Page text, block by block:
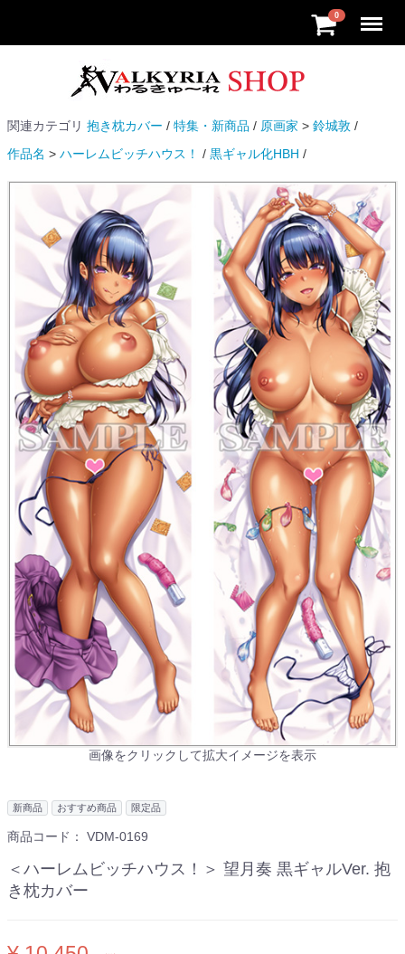
0
関連カテゴリ 抱き枕カバー 特集・新商品 原画家
鈴城敦
作品名
ハーレムビッチハウス！ 黒ギャル化HBH
画像をクリックして拡大イメージを表示
新商品 おすすめ商品 限定品
商品コード： VDM-0169
＜ハーレムビッチハウス！＞ 望月奏 黒ギャルVer. 抱
き枕カバー